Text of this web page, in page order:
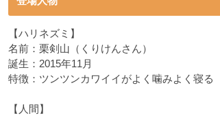
【ハリネズミ】
名前：栗剣山（くりけんさん）
誕生：2015年11月
特徴：ツンツンカワイイがよく噛みよく寝る
【人間】